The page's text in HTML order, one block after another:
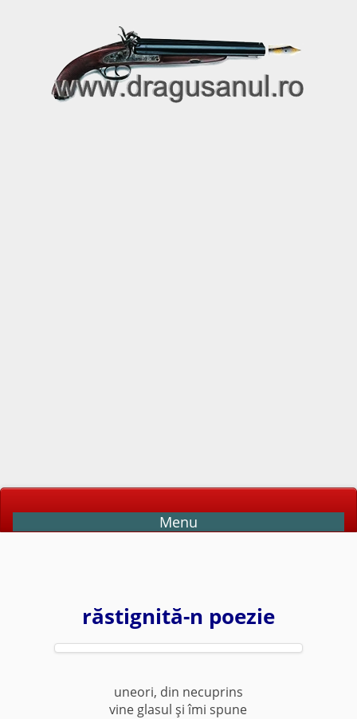
Menu
răstignită-n poezie
uneori, din necuprins
vine glasul şi îmi spune